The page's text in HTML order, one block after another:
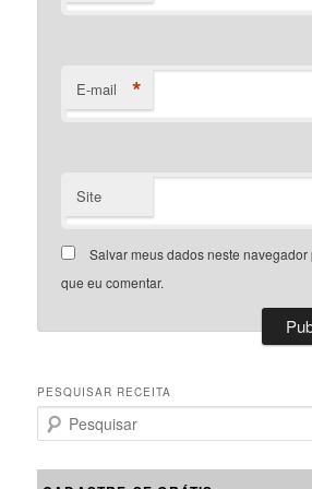
E-mail *
Site
Salvar meus dados neste
que eu comentar.
PESQUISAR RECEITA
e